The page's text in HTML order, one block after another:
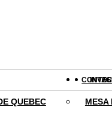
QUEBEC
MESA